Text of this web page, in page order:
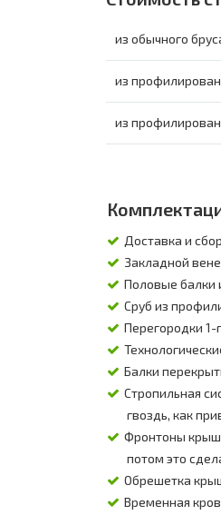
из обычного
из
из
Доставка и
Закладной
Половые балки
Сруб из
Перегородки 1-
Балки
Стропильная
гвоздь, как
Фронтоны
потом это
Обрешетка
Временная